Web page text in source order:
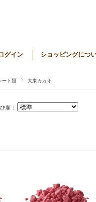
グイン ショッピングにつ
ート類 大東カカオ
順：